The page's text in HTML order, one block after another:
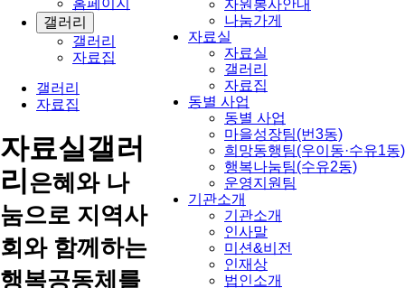
자원봉사안내
나눔가게
자료실
자료실
갤러리
자료집
동별 사업
동별 사업
마을성장팀(번3동)
희망동행팀(우이동·수유1동)
행복나눔팀(수유2동)
운영지원팀
기관소개
기관소개
인사말
미션&비전
인재상
법인소개
갤러리
갤러리
자료집
갤러리
자료집
자료실갤러
리은혜와 나
눔으로 지역사
회와 함께하는
행복공동체를